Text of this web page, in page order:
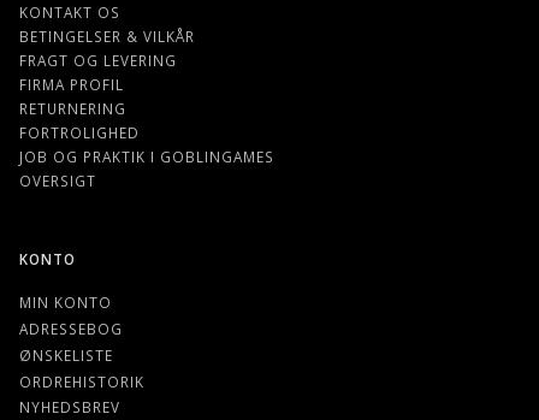
KONTAKT OS
BETINGELSER & VILKÅR
FRAGT OG LEVERING
FIRMA PROFIL
RETURNERING
FORTROLIGHED
JOB OG PRAKTIK I GOBLINGAMES
OVERSIGT
KONTO
MIN KONTO
ADRESSEBOG
ØNSKELISTE
ORDREHISTORIK
NYHEDSBREV